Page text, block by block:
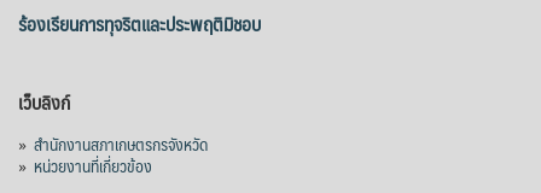
ร้องเรียนการทุจริตและประพฤติมิชอบ
เว็บลิงก์
» สำนักงานสภาเกษตรกรจังหวัด
» หน่วยงานที่เกี่ยวข้อง